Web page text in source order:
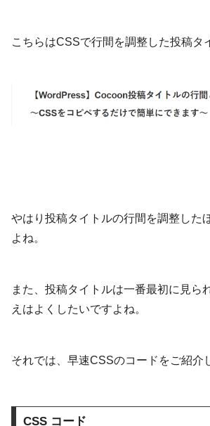
こちらはCSSで行間を調整した投稿タ
やはり投稿タイトルの行間を調整した
よね。
また、投稿タイトルは一番最初に見ら
えはよくしたいですよね。
それでは、早速CSSのコードをご紹介
CSS コード